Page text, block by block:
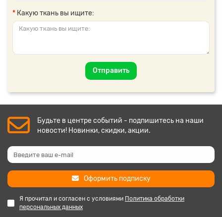
Какую ткань вы ищите:
Отправить
Будьте в центре событий - подпишитесь на наши
новости! Новинки, скидки, акции.
Оформить подписку
Я прочитал и согласен с условиями Политика обработки
персональных данных